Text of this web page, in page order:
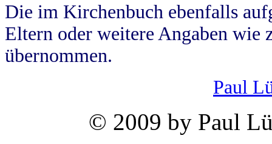
Die im Kirchenbuch ebenfalls
Eltern oder weitere Angaben wie
übernommen.
Paul
© 2009 by Paul